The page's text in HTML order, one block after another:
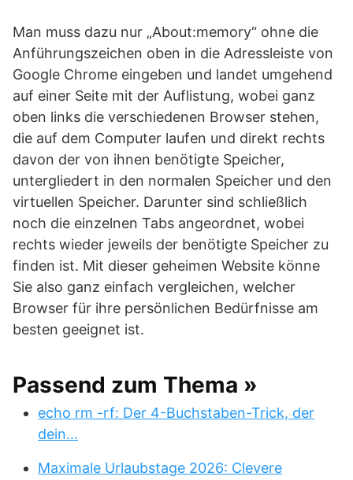
Man muss dazu nur „About:memory“ ohne die
Anführungszeichen oben in die Adressleiste von
Google Chrome eingeben und landet umgehend
auf einer Seite mit der Auflistung, wobei ganz
oben links die verschiedenen Browser stehen,
die auf dem Computer laufen und direkt rechts
davon der von ihnen benötigte Speicher,
untergliedert in den normalen Speicher und den
virtuellen Speicher. Darunter sind schließlich
noch die einzelnen Tabs angeordnet, wobei
rechts wieder jeweils der benötigte Speicher zu
finden ist. Mit dieser geheimen Website könne
Sie also ganz einfach vergleichen, welcher
Browser für ihre persönlichen Bedürfnisse am
besten geeignet ist.
Passend zum Thema »
echo rm -rf: Der 4-Buchstaben-Trick, der
dein…
Maximale Urlaubstage 2026: Clevere